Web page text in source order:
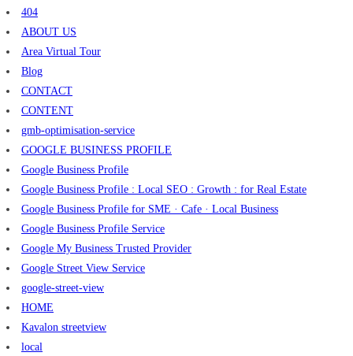
404
ABOUT US
Area Virtual Tour
Blog
CONTACT
CONTENT
gmb-optimisation-service
GOOGLE BUSINESS PROFILE
Google Business Profile
Google Business Profile : Local SEO : Growth : for Real Estate
Google Business Profile for SME · Cafe · Local Business
Google Business Profile Service
Google My Business Trusted Provider
Google Street View Service
google-street-view
HOME
Kavalon streetview
local